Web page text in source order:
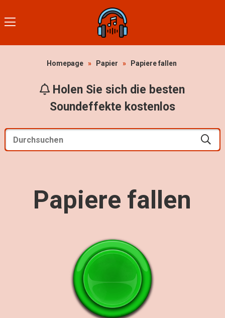
Homepage » Papier » Papiere fallen
Holen Sie sich die besten
Soundeffekte kostenlos
Papiere fallen